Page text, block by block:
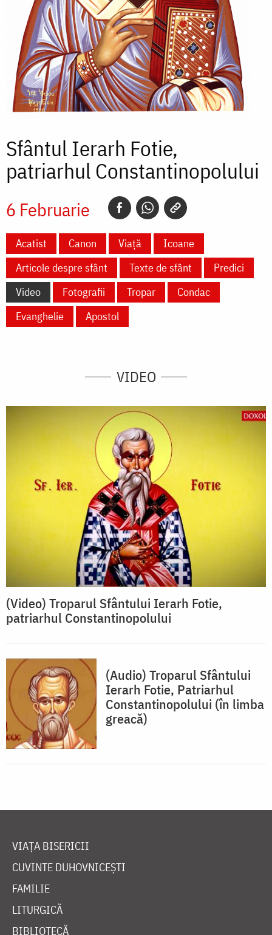
Sfântul Ierarh Fotie,
patriarhul Constantinopolului
6 Februarie
Acatist Canon Viață
Icoane
Articole despre sfânt
Texte de sfânt
Predici
Video
Fotografii Tropar
Condac
Evanghelie
Apostol
VIDEO
(Video) Troparul Sfântului Ierarh Fotie,
patriarhul Constantinopolului
(Audio) Troparul Sfântului
Ierarh Fotie, Patriarhul
Constantinopolului (în limba
greacă)
VIAȚA BISERICII
CUVINTE DUHOVNICEȘTI
FAMILIE
LITURGICĂ
BIBLIOTECĂ